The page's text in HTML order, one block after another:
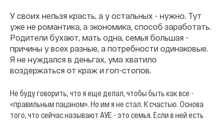
У своих нельзя красть, а у остальных - нужно. Тут
уже не романтика, а экономика, способ заработать.
Родители бухают, мать одна, семья большая -
причины у всех разные, а потребности одинаковые.
Я не нуждался в деньгах, ума хватило
воздержаться от краж и гоп-стопов.
Не буду говорить, что я еще делал, чтобы быть как все -
«правильным пацаном». Но им я не стал. К счастью. Основа
того, что сейчас называют АУЕ - это семья. Если в ней есть